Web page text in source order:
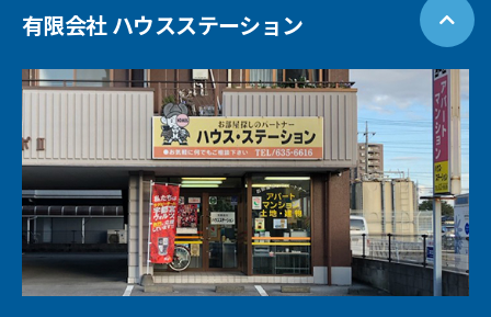
有限会社 ハウスステーション